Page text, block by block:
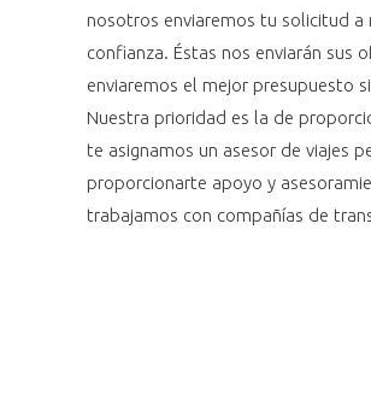
nosotros enviaremos tu solicitud a
confianza. Éstas nos enviarán sus
enviaremos el mejor presupuesto
Nuestra prioridad es la de
te asignamos un asesor de viajes
proporcionarte apoyo y
trabajamos con compañías de